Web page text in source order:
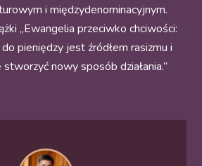
i międzydenominacyjnym.
„Ewangelia przeciwko chciwości:
pieniędzy jest źródłem rasizmu i
stworzyć nowy sposób działania.”